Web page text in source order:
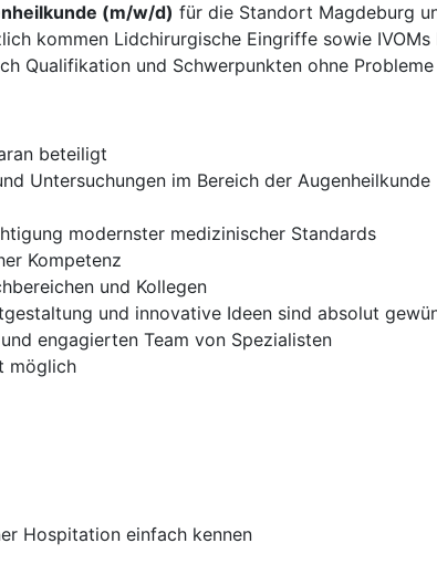
(m/w/d) für die Standort Magdeburg
kommen Lidchirurgische Eingriffe sowie IVOMs
Qualifikation und Schwerpunkten ohne
beteiligt
Untersuchungen im Bereich der Augenheilkunde
modernster medizinischer Standards
Kompetenz
und Kollegen
und innovative Ideen sind absolut
engagierten Team von Spezialisten
möglich
Hospitation einfach kennen